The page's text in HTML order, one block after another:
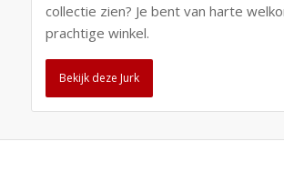
collectie zien? Je bent van harte
prachtige winkel.
Bekijk deze Jurk